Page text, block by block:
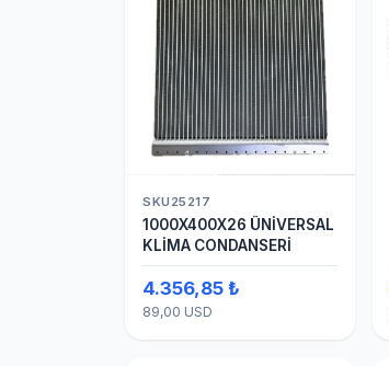
SKU25217
1000X400X26 ÜNİVERSAL
KLİMA CONDANSERİ
4.356,85 ₺
89,00 USD